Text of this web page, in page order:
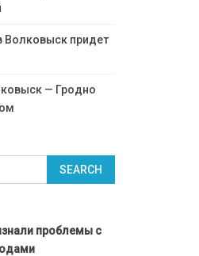
придет
— Гродно
проблемы с